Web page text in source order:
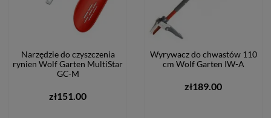
Narzędzie do czyszczenia
rynien Wolf Garten MultiStar
GC-M
zł151.00
Wyrywacz do chwastów 110
cm Wolf Garten IW-A
zł189.00